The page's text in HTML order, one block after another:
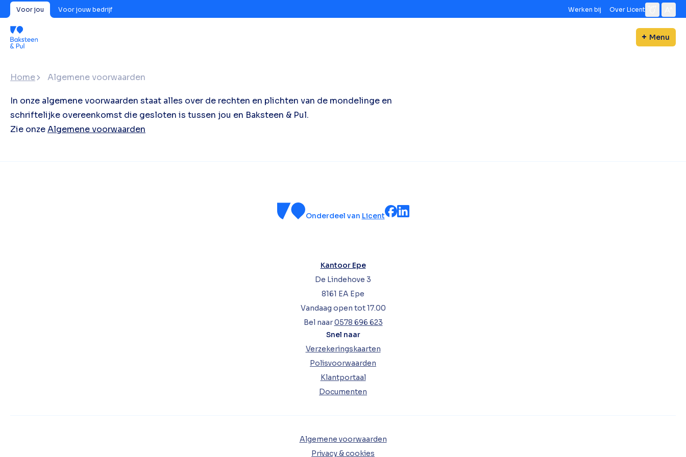
Voor jou Voor jouw bedrijf Werken bij Over Licent
Menu
Home Algemene voorwaarden
In onze algemene voorwaarden staat alles over de rechten en plichten van de mondelinge en
schriftelijke overeenkomst die gesloten is tussen jou en Baksteen & Pul.
Zie onzeAlgemene voorwaarden
Onderdeel van Licent
Kantoor Epe
De Lindehove 3
8161 EA Epe
Vandaag open tot 17.00
Bel naar0578 696 623
Snel naar
Verzekeringskaarten
Polisvoorwaarden
Klantportaal
Documenten
Algemene voorwaarden
Privacy & cookies